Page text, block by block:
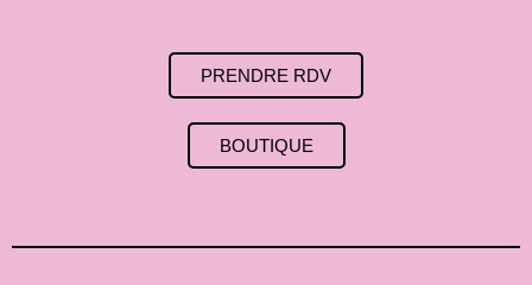
PRENDRE RDV
BOUTIQUE